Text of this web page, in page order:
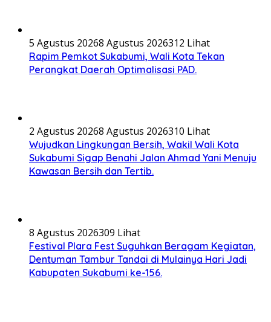
5 Agustus 20268 Agustus 2026312 Lihat
Rapim Pemkot Sukabumi, Wali Kota Tekan
Perangkat Daerah Optimalisasi PAD.
2 Agustus 20268 Agustus 2026310 Lihat
Wujudkan Lingkungan Bersih, Wakil Wali Kota
Sukabumi Sigap Benahi Jalan Ahmad Yani Menuju
Kawasan Bersih dan Tertib.
8 Agustus 2026309 Lihat
Festival Plara Fest Suguhkan Beragam Kegiatan,
Dentuman Tambur Tandai di Mulainya Hari Jadi
Kabupaten Sukabumi ke-156.